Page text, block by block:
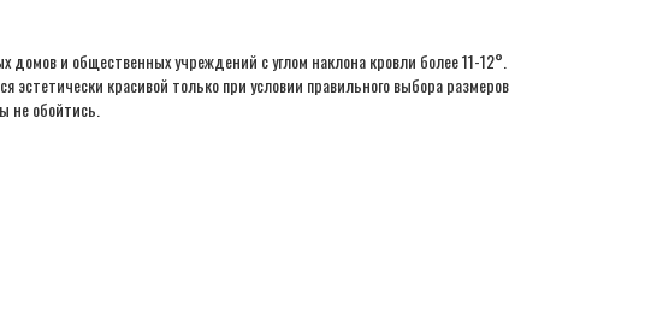
и общественных учреждений с углом наклона кровли более 11-12°.
красивой только при условии правильного выбора размеров
обойтись.